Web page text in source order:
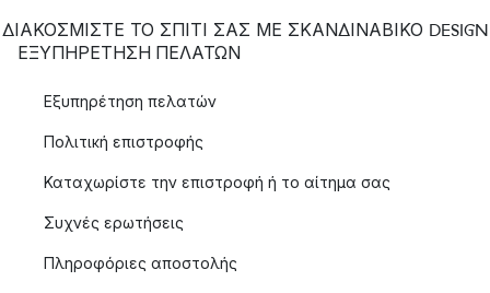
ΔΙΑΚΟΣΜΙΣΤΕ ΤΟ ΣΠΙΤΙ ΣΑΣ ΜΕ ΣΚΑΝΔΙΝΑΒΙΚΟ DESIGN
ΕΞΥΠΗΡΈΤΗΣΗ ΠΕΛΑΤΏΝ
Εξυπηρέτηση πελατών
Πολιτική επιστροφής
Καταχωρίστε την επιστροφή ή το αίτημα σας
Συχνές ερωτήσεις
Πληροφόριες αποστολής